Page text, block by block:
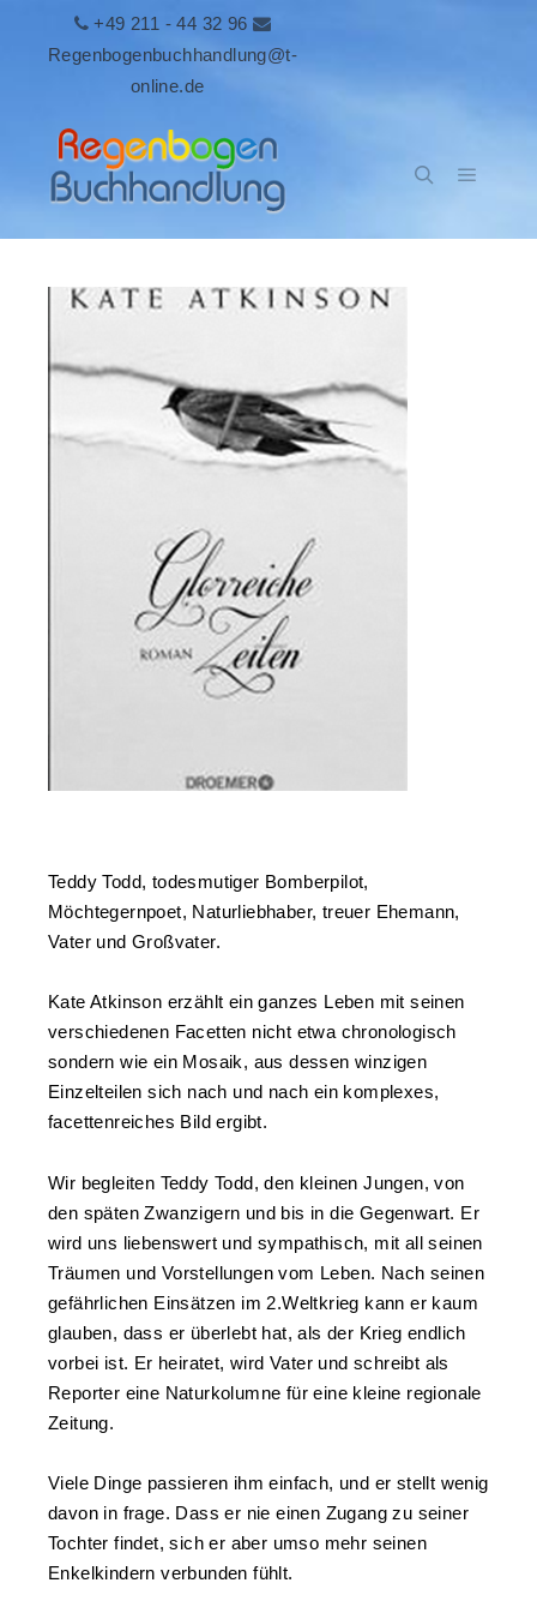
+49 211 - 44 32 96
Regenbogenbuchhandlung@t-
online.de
Teddy Todd, todesmutiger Bomberpilot,
Möchtegernpoet, Naturliebhaber, treuer Ehemann,
Vater und Großvater.
Kate Atkinson erzählt ein ganzes Leben mit seinen
verschiedenen Facetten nicht etwa chronologisch
sondern wie ein Mosaik, aus dessen winzigen
Einzelteilen sich nach und nach ein komplexes,
facettenreiches Bild ergibt.
Wir begleiten Teddy Todd, den kleinen Jungen, von
den späten Zwanzigern und bis in die Gegenwart. Er
wird uns liebenswert und sympathisch, mit all seinen
Träumen und Vorstellungen vom Leben. Nach seinen
gefährlichen Einsätzen im 2.Weltkrieg kann er kaum
glauben, dass er überlebt hat, als der Krieg endlich
vorbei ist. Er heiratet, wird Vater und schreibt als
Reporter eine Naturkolumne für eine kleine regionale
Zeitung.
Viele Dinge passieren ihm einfach, und er stellt wenig
davon in frage. Dass er nie einen Zugang zu seiner
Tochter findet, sich er aber umso mehr seinen
Enkelkindern verbunden fühlt.